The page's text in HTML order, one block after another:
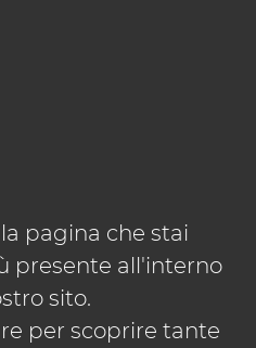
pagina che stai
presente all'interno
sito.
per scoprire tante